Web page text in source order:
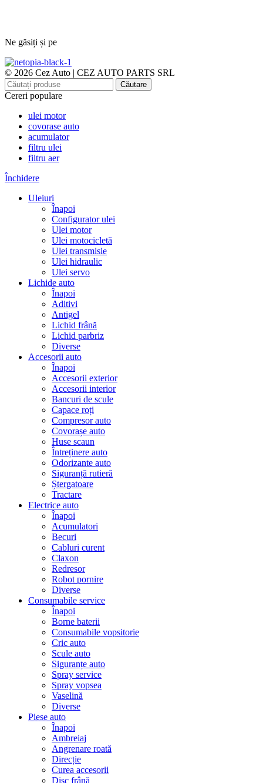
Ne găsiți și pe
© 2026 Cez Auto | CEZ AUTO PARTS SRL
Căutare
Cereri populare
ulei motor
covorase auto
acumulator
filtru ulei
filtru aer
Închidere
Uleiuri
Înapoi
Configurator ulei
Ulei motor
Ulei motocicletă
Ulei transmisie
Ulei hidraulic
Ulei servo
Lichide auto
Înapoi
Aditivi
Antigel
Lichid frână
Lichid parbriz
Diverse
Accesorii auto
Înapoi
Accesorii exterior
Accesorii interior
Bancuri de scule
Capace roți
Compresor auto
Covorașe auto
Huse scaun
Întreținere auto
Odorizante auto
Siguranță rutieră
Ștergatoare
Tractare
Electrice auto
Înapoi
Acumulatori
Becuri
Cabluri curent
Claxon
Redresor
Robot pornire
Diverse
Consumabile service
Înapoi
Borne baterii
Consumabile vopsitorie
Cric auto
Scule auto
Siguranțe auto
Spray service
Spray vopsea
Vaselină
Diverse
Piese auto
Înapoi
Ambreiaj
Angrenare roată
Direcție
Curea accesorii
Disc frână